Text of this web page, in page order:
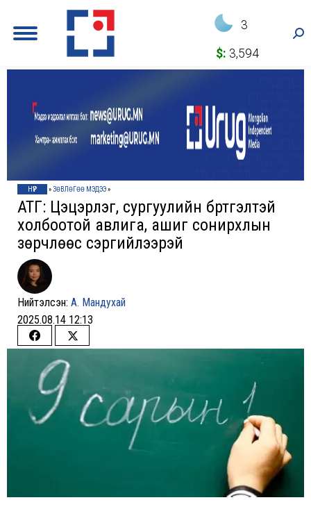
3
$: 3,594
НҮҮР »ЗӨВЛӨГӨӨ МЭДЭЭ»
АТГ: Цэцэрлэг, сургуулийн бүртгэлтэй
холбоотой авлига, ашиг сонирхлын
зөрчлөөс сэргийлээрэй
Нийтэлсэн: А. Мандухай
2025.08.14 12:13
Share
on
Facebook
Share
Twitter